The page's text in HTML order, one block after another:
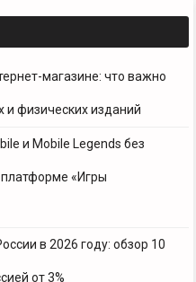
магазине: что важно
физических изданий
и Mobile Legends без
«Игры
в 2026 году: обзор 10
от 3%